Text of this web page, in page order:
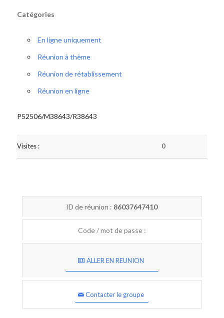
Catégories
En ligne uniquement
Réunion à thème
Réunion de rétablissement
Réunion en ligne
P52506/M38643/R38643
Visites : 0
ID de réunion : 86037647410
Code / mot de passe :
ALLER EN REUNION
Contacter le groupe